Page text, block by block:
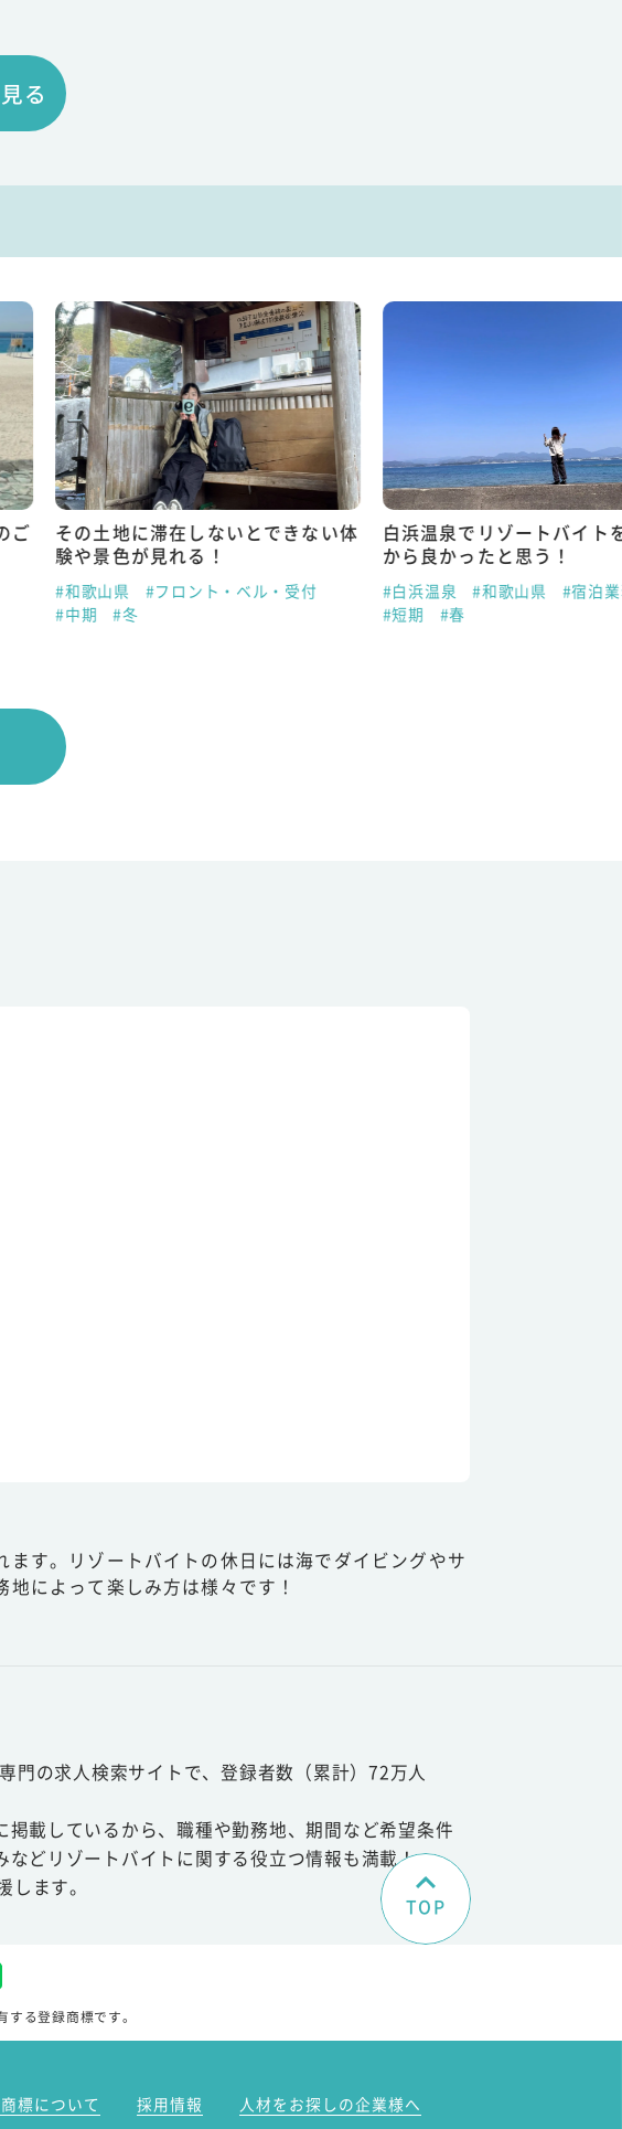
る
ご
その土地に滞在しないとできない体
験や景色が見れる！
#和歌山県
#フロント・ベル・受付
#中期
#冬
白浜温泉でリゾートバイト
から良かったと思う！
#白浜温泉 #和歌山県
#宿泊
#短期
#春
す。リゾートバイトの休日には海でダイビングやサ
によって楽しみ方は様々です！
門の求人検索サイトで、登録者数（累計）72万人
載しているから、職種や勤務地、期間など希望条件
どリゾートバイトに関する役立つ情報も満載！
ます。
TOP
る登録商標です。
標について 採用情報
人材をお探しの企業様へ